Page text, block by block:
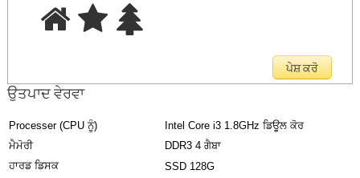
ਉਤਪਾਦ ਵੇਰਵਾ
Processer (CPU ਨੂੰ)
Intel Core i3 1.8GHz ਡਿਊਲ ਕੋਰ
ਮੈਮੋਰੀ
DDR3 4 ਗੈਬਾ
ਹਾਰਡ ਡਿਸਕ
SSD 128G